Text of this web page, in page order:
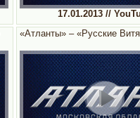
17.01.2013 //
«Атланты» – «Русские